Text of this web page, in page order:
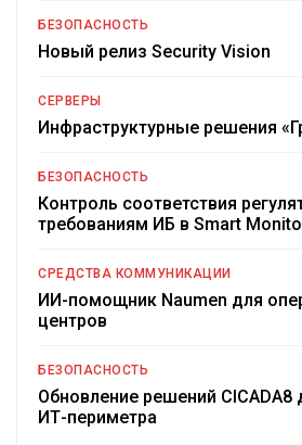
БЕЗОПАСНОСТЬ
Новый релиз Security Vision
СЕРВЕРЫ
Инфраструктурные решения
БЕЗОПАСНОСТЬ
Контроль соответствия
требованиям ИБ в Smart
СРЕДСТВА КОММУНИКАЦИИ
ИИ-помощник Naumen для
центров
БЕЗОПАСНОСТЬ
Обновление решений CICADA8
ИТ-периметра